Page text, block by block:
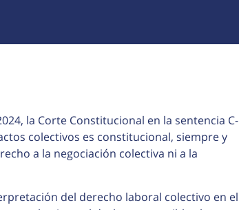
la Corte Constitucional en la sentencia C-
colectivos es constitucional, siempre y
a la negociación colectiva ni a la
del derecho laboral colectivo en el